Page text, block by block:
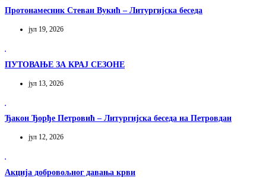
Протонамесник Стеван Вукић – Литургијска беседа
јул 19, 2026
ПУТОВАЊЕ ЗА КРАЈ СЕЗОНЕ
јул 13, 2026
Ђакон Ђорђе Петровић – Литургијска беседа на Петровдан
јул 12, 2026
Акција добровољног давања крви